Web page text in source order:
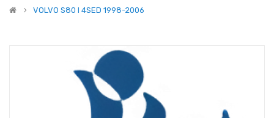
VOLVO S80 I 4SED 1998-2006